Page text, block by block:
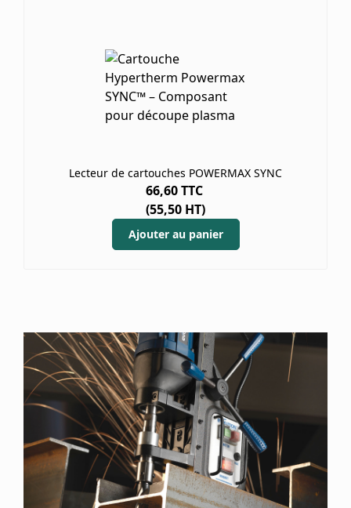
Lecteur de cartouches POWERMAX SYNC
66,60TTC
(55,50 HT)
Ajouter au panier